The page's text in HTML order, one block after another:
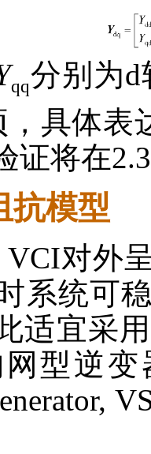
qq分别为d
具体表
证将在
抗模型
对外
系统可
适宜采
型逆